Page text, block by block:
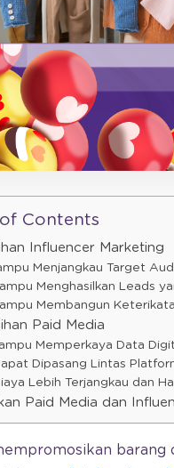
Contents
Influencer Marketing
Menjangkau Target
Menghasilkan Leads
Membangun
Paid Media
Memperkaya Data
Dipasang Lintas
Lebih Terjangkau dan
Paid Media dan
barang